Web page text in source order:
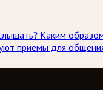
Каким
приемы для